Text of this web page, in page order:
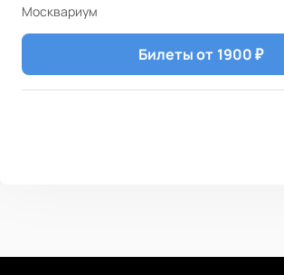
Москвариум
Билеты от 1900₽